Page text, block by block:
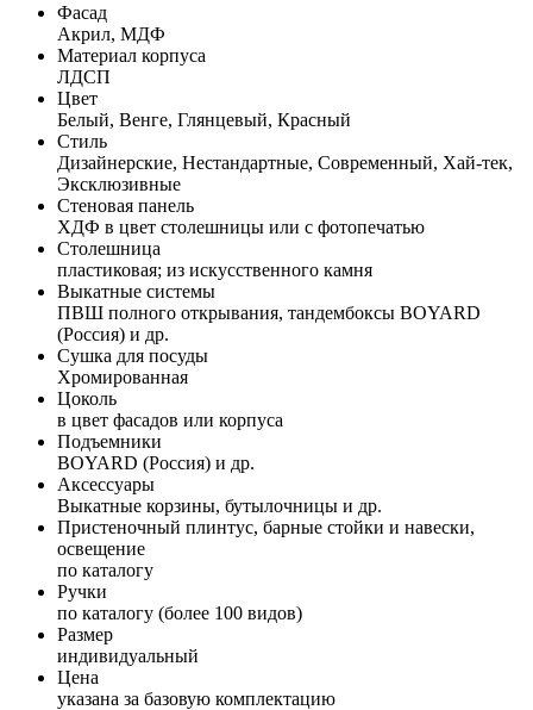
Фасад
Акрил, МДФ
Материал корпуса
ЛДСП
Цвет
Белый, Венге, Глянцевый, Красный
Стиль
Дизайнерские, Нестандартные, Современный, Хай-тек,
Эксклюзивные
Стеновая панель
ХДФ в цвет столешницы или с фотопечатью
Столешница
пластиковая; из искусственного камня
Выкатные системы
ПВШ полного открывания, тандембоксы BOYARD
(Россия) и др.
Сушка для посуды
Хромированная
Цоколь
в цвет фасадов или корпуса
Подъемники
BOYARD (Россия) и др.
Аксессуары
Выкатные корзины, бутылочницы и др.
Пристеночный плинтус, барные стойки и навески,
освещение
по каталогу
Ручки
по каталогу (более 100 видов)
Размер
индивидуальный
Цена
указана за базовую комплектацию